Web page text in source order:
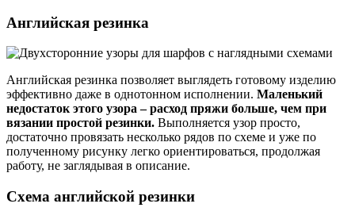
Английская резинка
Английская резинка позволяет выглядеть готовому изделию
эффективно даже в однотонном исполнении. Маленький
недостаток этого узора – расход пряжи больше, чем при
вязании простой резинки. Выполняется узор просто,
достаточно провязать несколько рядов по схеме и уже по
полученному рисунку легко ориентироваться, продолжая
работу, не заглядывая в описание.
Схема английской резинки